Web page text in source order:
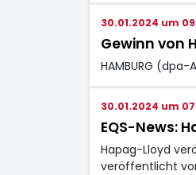
30.01.2024 um
Gewinn von
HAMBURG
30.01.2024 um
EQS-News:
Hapag-Lloyd
veröffentlicht